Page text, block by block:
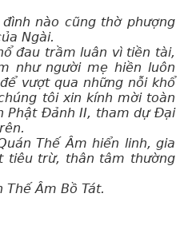
nào cũng thờ phượng
Ngài.
đau trầm luân vì tiền tài,
như người mẹ hiền luôn
vượt qua những nỗi khổ
tôi xin kính mời toàn
Phật Đảnh II, tham dự Đại
Thế Âm hiển linh, gia
tiêu trừ, thân tâm thường
Thế Âm Bồ Tát.